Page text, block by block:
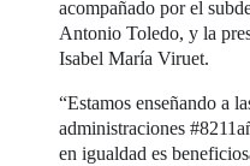
acompañado por el
Antonio Toledo, y la
Isabel María Viruet.
“Estamos enseñando a
administraciones
en igualdad es